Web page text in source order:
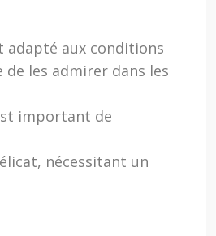
adapté aux conditions
les admirer dans les
important de
nécessitant un